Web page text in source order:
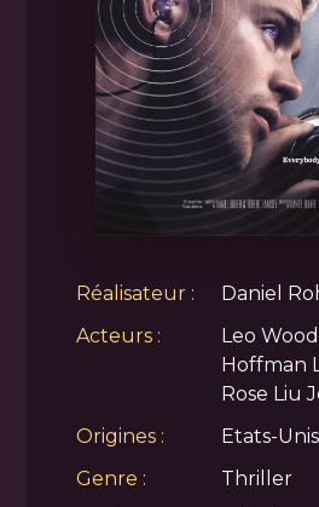
Réalisateur :
Daniel
Acteurs :
Leo
Hoffman
Rose Liu
Origines :
Etats-
Genre :
Thriller